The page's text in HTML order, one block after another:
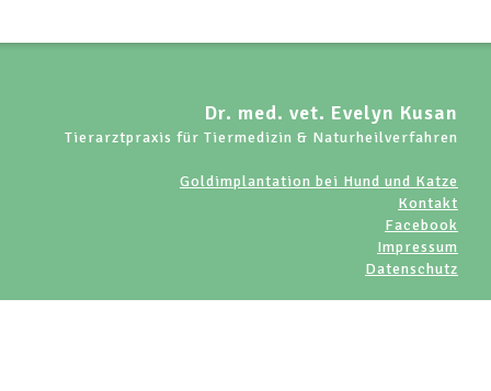
Dr. med. vet. Evelyn Kusan
Tierarztpraxis für Tiermedizin & Naturheilverfahren
Goldimplantation bei Hund und Katze
Kontakt
Facebook
Impressum
Datenschutz